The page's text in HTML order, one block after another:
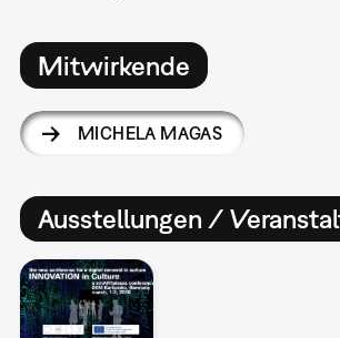
Mitwirkende
MICHELA MAGAS
Ausstellungen /